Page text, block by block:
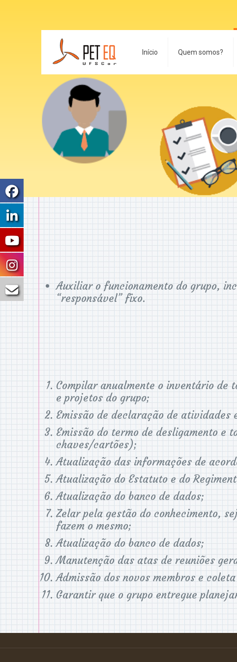
Início Quem somos?
Auxiliar o funcionamento do grupo,
“responsável” fixo.
Compilar anualmente o inventário de
e projetos do grupo;
Emissão de declaração de
Emissão do termo de desligamento e
chaves/cartões);
Atualização das informações de
Atualização do Estatuto e do
Atualização do banco de dados;
Zelar pela gestão do conhecimento,
fazem o mesmo;
Atualização do banco de dados;
Manutenção das atas de reuniões
Admissão dos novos membros e
Garantir que o grupo entregue